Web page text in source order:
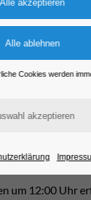
um 12:00 Uhr
Cookies werden